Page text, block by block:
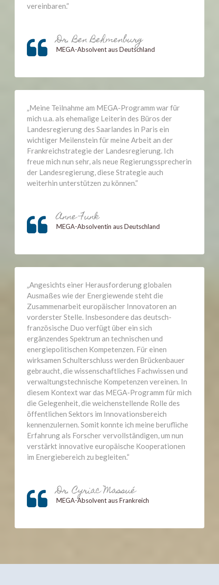
vereinbaren.”
Go
to
Ben
Behmenburg
Dr. Ben Behmenburg
MEGA-Absolvent aus Deutschland
„Meine Teilnahme am MEGA-Programm war für
mich u.a. als ehemalige Leiterin des Büros der
Landesregierung des Saarlandes in Paris ein
wichtiger Meilenstein für meine Arbeit an der
Frankreichstrategie der Landesregierung. Ich
freue mich nun sehr, als neue Regierungssprecherin
der Landesregierung, diese Strategie auch
weiterhin unterstützen zu können.”
Go
to
Funk
Anne Funk
MEGA-Absolventin aus Deutschland
„Angesichts einer Herausforderung globalen
Ausmaßes wie der Energiewende steht die
Zusammenarbeit europäischer Innovatoren an
vorderster Stelle. Insbesondere das deutsch-
französische Duo verfügt über ein sich
ergänzendes Spektrum an technischen und
energiepolitischen Kompetenzen. Für einen
wirksamen Schulterschluss werden Brückenbauer
gebraucht, die wissenschaftliches Fachwissen und
verwaltungstechnische Kompetenzen vereinen. In
diesem Kontext war das MEGA-Programm für mich
die Gelegenheit, die weichenstellende Rolle des
öffentlichen Sektors im Innovationsbereich
kennenzulernen. Somit konnte ich meine berufliche
Erfahrung als Forscher vervollständigen, um nun
verstärkt innovative europäische Kooperationen
im Energiebereich zu begleiten.“
Go
to
Cyriac
Dr. Cyriac Massué
MEGA-Absolvent aus Frankreich